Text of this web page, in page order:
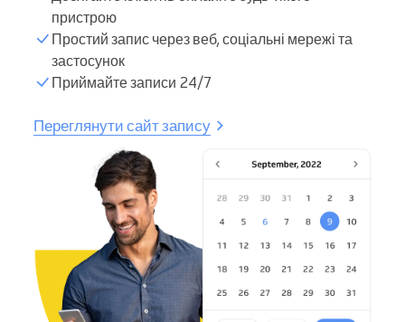
пристрою
Простий запис через веб, соціальні мережі та
застосунок
Приймайте записи 24/7
Переглянути сайт запису